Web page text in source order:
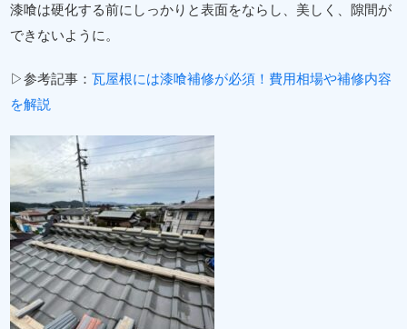
漆喰は硬化する前にしっかりと表面をならし、美しく、隙間が
できないように。
▷参考記事：瓦屋根には漆喰補修が必須！費用相場や補修内容
を解説